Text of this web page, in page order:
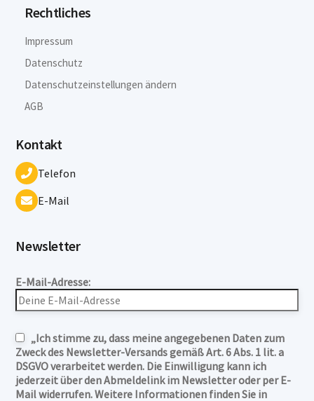
Rechtliches
Impressum
Datenschutz
Datenschutzeinstellungen ändern
AGB
Kontakt
Telefon
E-Mail
Newsletter
E-Mail-Adresse:
„Ich stimme zu, dass meine angegebenen Daten zum
Zweck des Newsletter-Versands gemäß Art. 6 Abs. 1 lit. a
DSGVO verarbeitet werden. Die Einwilligung kann ich
jederzeit über den Abmeldelink im Newsletter oder per E-
Mail widerrufen. Weitere Informationen finden Sie in